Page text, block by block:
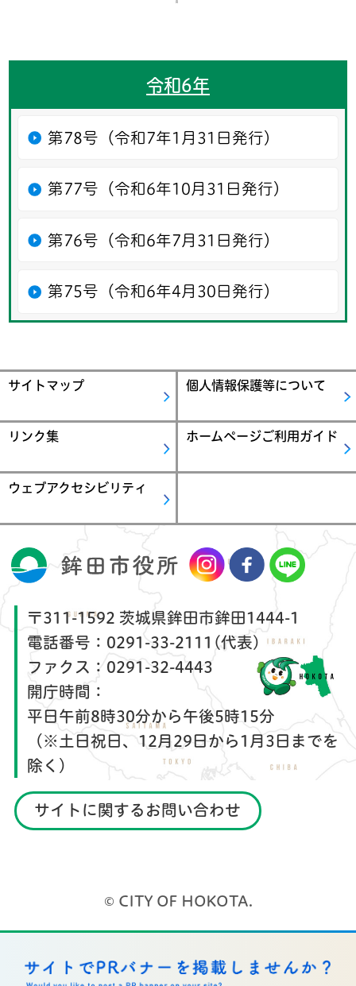
令和6年
第78号（令和7年1月31日発行）
第77号（令和6年10月31日発行）
第76号（令和6年7月31日発行）
第75号（令和6年4月30日発行）
サイトマップ 個人情報保護等について
リンク集 ホームページご利用ガイド
ウェブアクセシビリティ
〒311-1592 茨城県鉾田市鉾田1444-1
電話番号： 0291-33-2111(代表)
ファクス： 0291-32-4443
開庁時間：
平日午前8時30分から午後5時15分
（※土日祝日、12月29日から1月3日までを
除く）
サイトに関するお問い合わせ
© CITY OF HOKOTA.